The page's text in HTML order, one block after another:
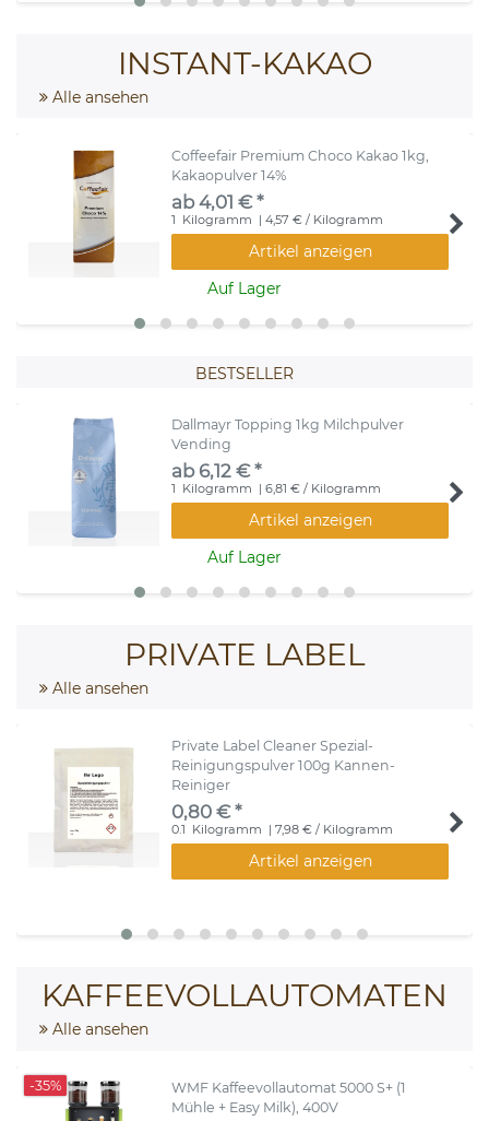
INSTANT-KAKAO
Alle ansehen
Coffeefair Premium Choco Kakao 1kg,
Kakaopulver 14%
ab 4,01 € *
1 Kilogramm | 4,57 € / Kilogramm
Artikel anzeigen
Auf Lager
BESTSELLER
Dallmayr Topping 1kg Milchpulver
Vending
ab 6,12 € *
1 Kilogramm | 6,81 € / Kilogramm
Artikel anzeigen
Auf Lager
PRIVATE LABEL
Alle ansehen
Private Label Cleaner Spezial-
Reinigungspulver 100g Kannen-
Reiniger
0,80 € *
0.1 Kilogramm | 7,98 € / Kilogramm
Artikel anzeigen
KAFFEEVOLLAUTOMATEN
Alle ansehen
-35%
WMF Kaffeevollautomat 5000 S+ (1
Mühle + Easy Milk), 400V